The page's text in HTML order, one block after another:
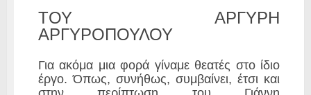
ΤΟΥ ΑΡΓΥΡΗ
ΑΡΓΥΡΟΠΟΥΛΟΥ
Για ακόμα μια φορά γίναμε θεατές στο ίδιο
έργο. Όπως, συνήθως, συμβαίνει, έτσι και